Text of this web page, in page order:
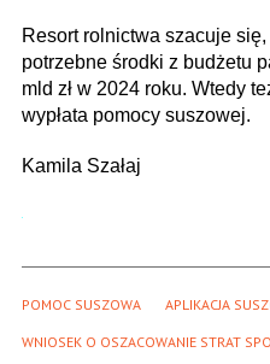
Resort rolnictwa szacuje
potrzebne środki z budżetu
mld zł w 2024 roku. Wtedy
wypłata pomocy suszowej.
Kamila Szałaj
POMOC SUSZOWA APLIKACJA
WNIOSEK O OSZACOWANIE STRAT